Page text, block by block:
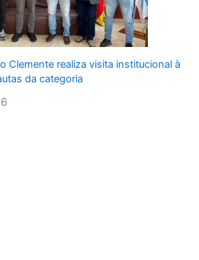
Clemente realiza visita institucional à
da categoria